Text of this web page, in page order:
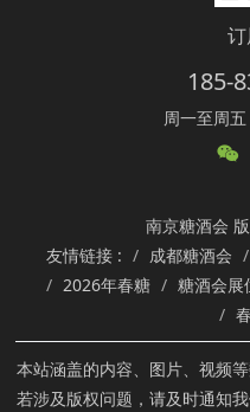
185-
周一至周
南京糖酒会
友情链接 :
成都糖酒会
2026年春糖
糖酒会展
本站涵盖的内容、图片、视频
若涉及版权问题，请及时通知